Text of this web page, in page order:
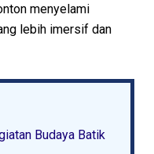
menyelami
lebih imersif dan
Budaya Batik